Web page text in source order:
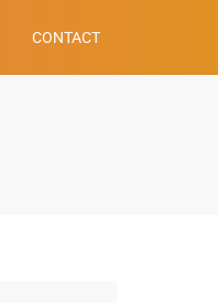
CONTACT